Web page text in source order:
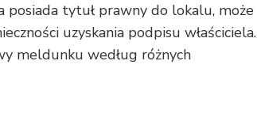
posiada tytuł prawny do lokalu, może
uzyskania podpisu właściciela.
meldunku według różnych